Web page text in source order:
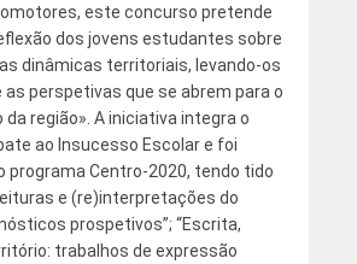
este concurso pretende
dos jovens estudantes sobre
dinâmicas territoriais, levando-os
perspetivas que se abrem para o
região». A iniciativa integra o
ao Insucesso Escolar e foi
programa Centro-2020, tendo tido
e (re)interpretações do
prospetivos”; “Escrita,
trabalhos de expressão